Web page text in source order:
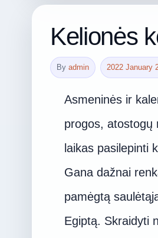
Kelionės
By admin 2022 January
Asmeninės ir
progos,
laikas pasilepinti
Gana dažnai
pamėgtą
Egiptą. Skraidyti